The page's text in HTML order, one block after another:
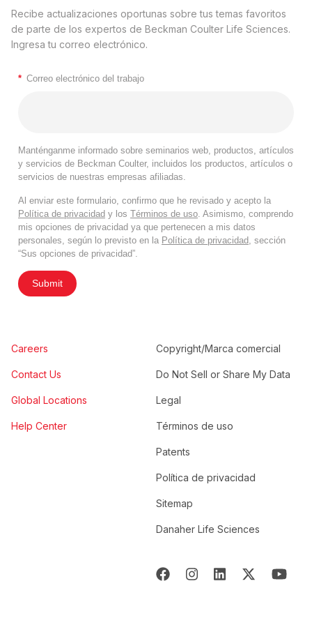
Recibe actualizaciones oportunas sobre tus temas favoritos
de parte de los expertos de Beckman Coulter Life Sciences.
Ingresa tu correo electrónico.
* Correo electrónico del trabajo
Manténganme informado sobre seminarios web, productos, artículos
y servicios de Beckman Coulter, incluidos los productos, artículos o
servicios de nuestras empresas afiliadas.
Al enviar este formulario, confirmo que he revisado y acepto la
Política de privacidad y los Términos de uso. Asimismo, comprendo
mis opciones de privacidad ya que pertenecen a mis datos
personales, según lo previsto en la Política de privacidad, sección
“Sus opciones de privacidad”.
Submit
Careers
Contact Us
Global Locations
Help Center
Copyright/Marca comercial
Do Not Sell or Share My Data
Legal
Términos de uso
Patents
Política de privacidad
Sitemap
Danaher Life Sciences